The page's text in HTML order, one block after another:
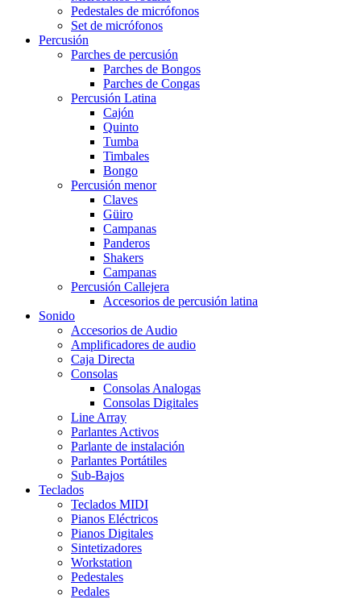
Pedestales de micrófonos
Set de micrófonos
Percusión
Parches de percusión
Parches de Bongos
Parches de Congas
Percusión Latina
Cajón
Quinto
Tumba
Timbales
Bongo
Percusión menor
Claves
Güiro
Campanas
Panderos
Shakers
Campanas
Percusión Callejera
Accesorios de percusión latina
Sonido
Accesorios de Audio
Amplificadores de audio
Caja Directa
Consolas
Consolas Analogas
Consolas Digitales
Line Array
Parlantes Activos
Parlante de instalación
Parlantes Portátiles
Sub-Bajos
Teclados
Teclados MIDI
Pianos Eléctricos
Pianos Digitales
Sintetizadores
Workstation
Pedestales
Pedales